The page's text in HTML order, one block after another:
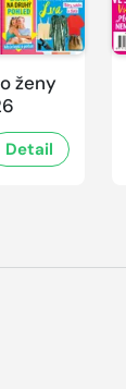
ženy
Detail